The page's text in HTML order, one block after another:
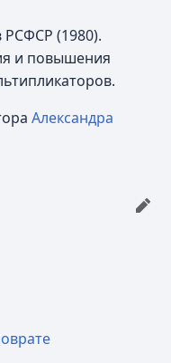
РСФСР (1980).
и повышения
Александра